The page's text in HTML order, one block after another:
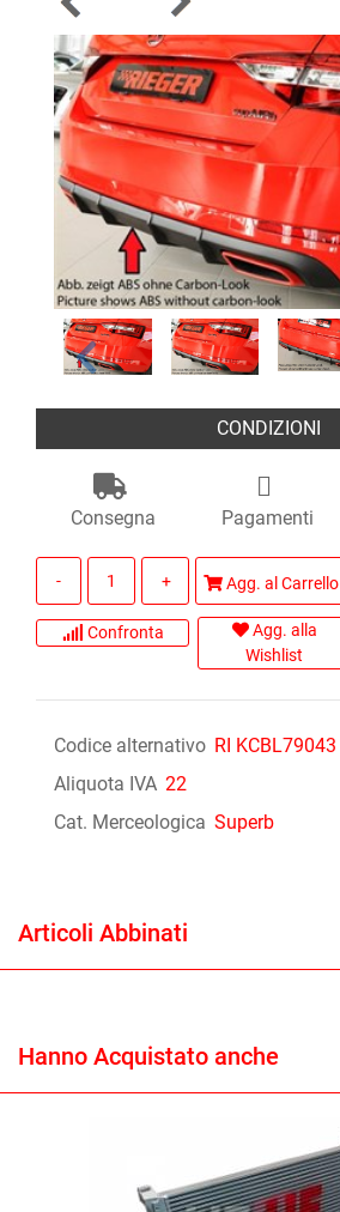
CONDIZIONI
Consegna Pagamenti
Agg. al Carrello
Confronta
Agg. alla
Wishlist
Codice alternativo RI KCBL79043
Aliquota IVA 22
Cat. Merceologica Superb
Articoli Abbinati
Hanno Acquistato anche